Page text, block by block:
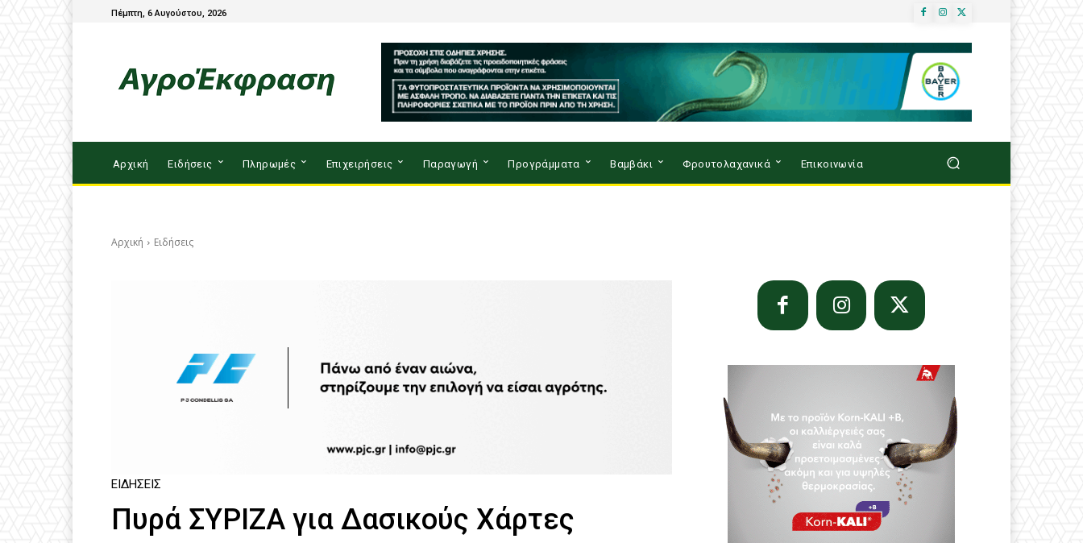
Πέμπτη, 6 Αυγούστου, 2026
Αρχική Ειδήσεις Πληρωμές Επιχειρήσεις Παραγωγή Προγράμματα Βαμβάκι Φρουτολαχανικά Επικοινωνία
Αρχική Ειδήσεις
ΕΙΔΉΣΕΙΣ
Πυρά ΣΥΡΙΖΑ για Δασικούς Χάρτες